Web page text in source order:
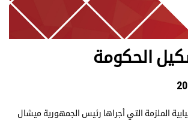
الحكومة
الملزمة التي أجراها رئيس الجمهورية ميشال